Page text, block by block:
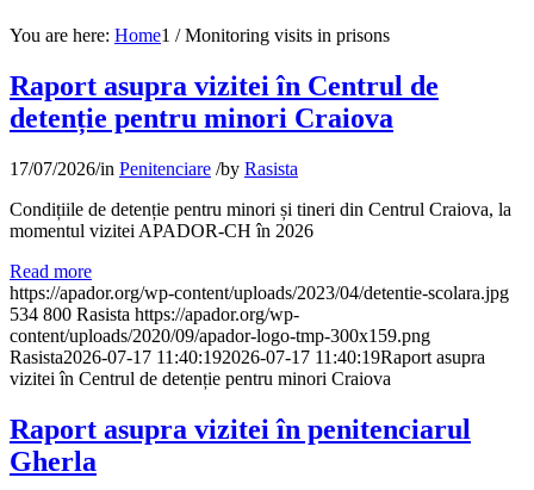
You are here: Home1 / Monitoring visits in prisons
Raport asupra vizitei în Centrul de
detenție pentru minori Craiova
17/07/2026/in Penitenciare /by Rasista
Condițiile de detenție pentru minori și tineri din Centrul Craiova, la
momentul vizitei APADOR-CH în 2026
Read more
https://apador.org/wp-content/uploads/2023/04/detentie-scolara.jpg
534 800 Rasista https://apador.org/wp-
content/uploads/2020/09/apador-logo-tmp-300x159.png
Rasista2026-07-17 11:40:192026-07-17 11:40:19Raport asupra
vizitei în Centrul de detenție pentru minori Craiova
Raport asupra vizitei în penitenciarul
Gherla